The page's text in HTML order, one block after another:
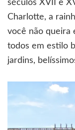
séculos XVII e
Charlotte, a
você não queira
todos em estilo
jardins,